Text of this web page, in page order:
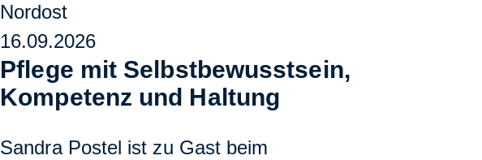
Nordost
16.09.2026
Pflege mit Selbstbewusstsein,
Kompetenz und Haltung
Sandra Postel ist zu Gast beim